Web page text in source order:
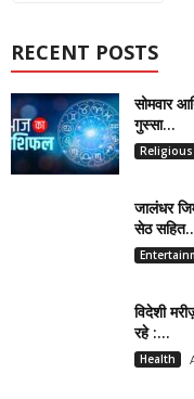
RECENT POSTS
सोमवार
गुस्सा...
Religious
जालंधर
सेठ
विदेशी
रहे :...
Health